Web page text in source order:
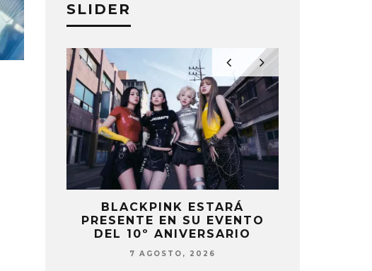
SLIDER
BLACKPINK ESTARÁ
PRESENTE EN SU EVENTO
DEL 10º ANIVERSARIO
7 AGOSTO, 2026